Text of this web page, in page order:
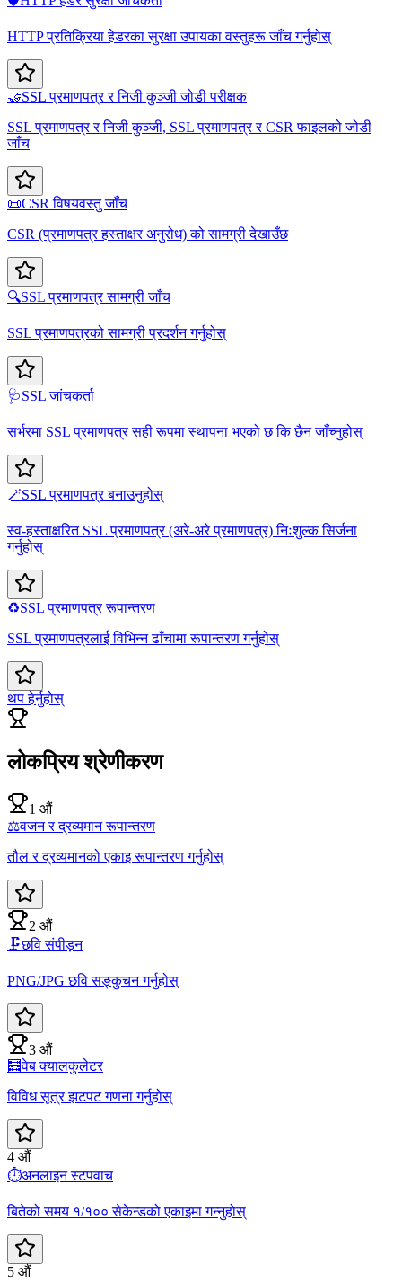
HTTP प्रतिक्रिया हेडरका सुरक्षा उपायका वस्तुहरू जाँच गर्नुहोस्
🤝SSL प्रमाणपत्र र निजी कुञ्जी जोडी परीक्षक
SSL प्रमाणपत्र र निजी कुञ्जी, SSL प्रमाणपत्र र CSR फाइलको जोडी
जाँच
📜CSR विषयवस्तु जाँच
CSR (प्रमाणपत्र हस्ताक्षर अनुरोध) को सामग्री देखाउँछ
🔍SSL प्रमाणपत्र सामग्री जाँच
SSL प्रमाणपत्रको सामग्री प्रदर्शन गर्नुहोस्
🩺SSL जांचकर्ता
सर्भरमा SSL प्रमाणपत्र सही रूपमा स्थापना भएको छ कि छैन जाँच्नुहोस्
🪄SSL प्रमाणपत्र बनाउनुहोस्
स्व-हस्ताक्षरित SSL प्रमाणपत्र (अरे-अरे प्रमाणपत्र) निःशुल्क सिर्जना
गर्नुहोस्
♻️SSL प्रमाणपत्र रूपान्तरण
SSL प्रमाणपत्रलाई विभिन्न ढाँचामा रूपान्तरण गर्नुहोस्
थप हेर्नुहोस्
लोकप्रिय श्रेणीकरण
1 औं
⚖️वजन र द्रव्यमान रूपान्तरण
तौल र द्रव्यमानको एकाइ रूपान्तरण गर्नुहोस्
2 औं
🗜️छवि संपीड़न
PNG/JPG छवि सङ्कुचन गर्नुहोस्
3 औं
🧮वेब क्यालकुलेटर
विविध सूत्र झटपट गणना गर्नुहोस्
4 औं
⏱️अनलाइन स्टपवाच
बितेको समय १/१०० सेकेन्डको एकाइमा गन्नुहोस्
5 औं